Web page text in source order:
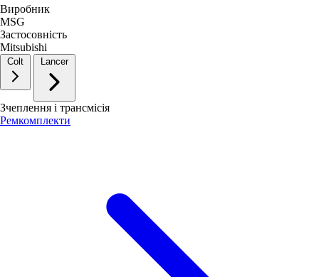
Виробник
MSG
Застосовність
Mitsubishi
Lancer
Зчеплення і трансмісія
Ремкомплекти